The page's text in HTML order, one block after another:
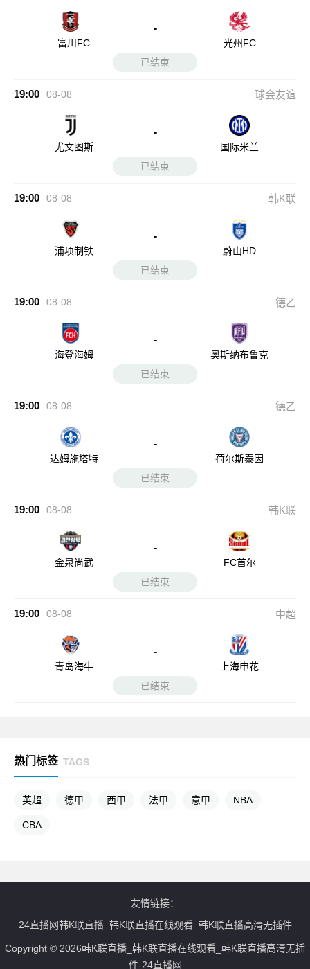
富川FC
-
光州FC
已结束
19:00 08-08 球会友谊
尤文图斯
-
国际米兰
已结束
19:00 08-08 韩K联
浦项制铁
-
蔚山HD
已结束
19:00 08-08 德乙
海登海姆
-
奥斯纳布鲁克
已结束
19:00 08-08 德乙
达姆施塔特
-
荷尔斯泰因
已结束
19:00 08-08 韩K联
金泉尚武
-
FC首尔
已结束
19:00 08-08 中超
青岛海牛
-
上海申花
已结束
热门标签 TAGS
英超 德甲 西甲 法甲 意甲 NBA
CBA
友情链接：
24直播网韩K联直播_韩K联直播在线观看_韩K联直播高清无插件
Copyright © 2026韩K联直播_韩K联直播在线观看_韩K联直播高清无插
件-24直播网